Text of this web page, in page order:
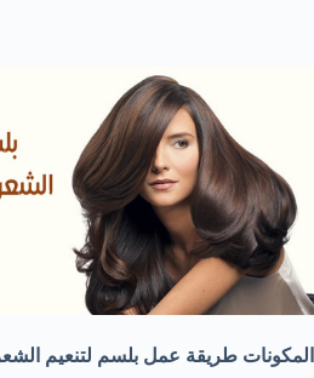
المكونات طريقة عمل بلسم لتنعيم